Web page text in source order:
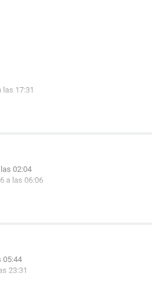
las 17:31
02:04
a las 06:06
05:44
23:31